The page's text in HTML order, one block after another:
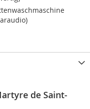
de Saint-